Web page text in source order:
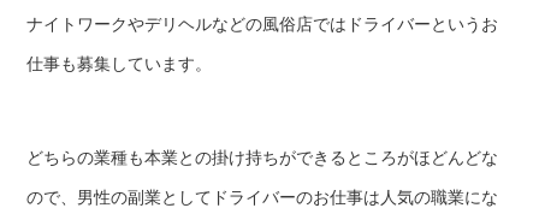
ナイトワークやデリヘルなどの風俗店ではドライバーというお
仕事も募集しています。
どちらの業種も本業との掛け持ちができるところがほどんどな
ので、男性の副業としてドライバーのお仕事は人気の職業にな